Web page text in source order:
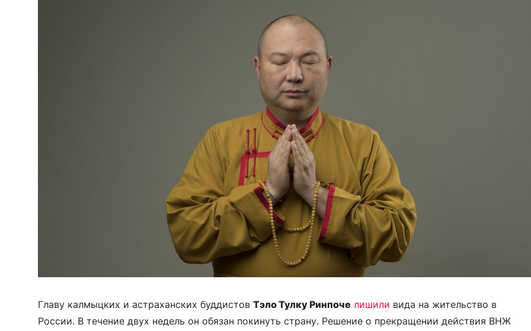
Главу калмыцких и астраханских буддистов Тэло Тулку Ринпоче лишили вида на жительство в
России. В течение двух недель он обязан покинуть страну. Решение о прекращении действия ВНЖ